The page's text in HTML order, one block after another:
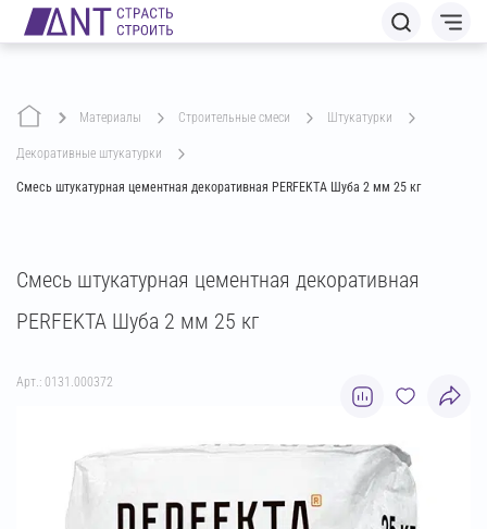
Материалы строительные смеси штукатурки
декоративные штукатурки
Смесь штукатурная цементная декоративная PERFEKTA Шуба 2 мм 25 кг
Смесь штукатурная цементная декоративная
PERFEKTA Шуба 2 мм 25 кг
Арт.: 0131.000372